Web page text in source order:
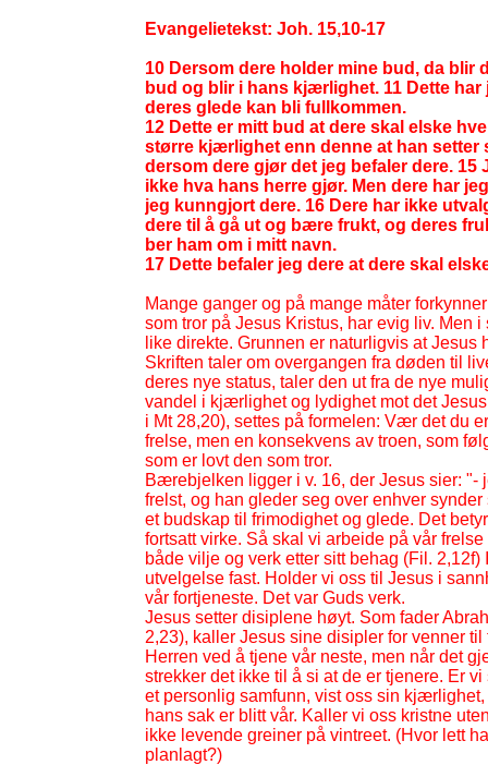
Evangelietekst: Joh. 15,10-17
10 Dersom dere holder mine bud, da
bud og blir i hans kjærlighet. 11 Dette
deres glede kan bli fullkommen.
12 Dette er mitt bud at dere skal elske
større kjærlighet enn denne at han setter
dersom dere gjør det jeg befaler dere.
ikke hva hans herre gjør. Men dere har
jeg kunngjort dere. 16 Dere har ikke
dere til å gå ut og bære frukt, og deres
ber ham om i mitt navn.
17 Dette befaler jeg dere at dere skal
Mange ganger og på mange måter
som tror på Jesus Kristus, har evig liv. Men
like direkte. Grunnen er naturligvis at
Skriften taler om overgangen fra døden til
deres nye status, taler den ut fra de nye
vandel i kjærlighet og lydighet mot det
i Mt 28,20), settes på formelen: Vær det du
frelse, men en konsekvens av troen, som
som er lovt den som tror.
Bærebjelken ligger i v. 16, der Jesus sier: "-
frelst, og han gleder seg over enhver
et budskap til frimodighet og glede. Det
fortsatt virke. Så skal vi arbeide på vår
både vilje og verk etter sitt behag (Fil.
utvelgelse fast. Holder vi oss til Jesus i
vår fortjeneste. Det var Guds verk.
Jesus setter disiplene høyt. Som fader
2,23), kaller Jesus sine disipler for venner
Herren ved å tjene vår neste, men når det
strekker det ikke til å si at de er tjenere. Er
et personlig samfunn, vist oss sin
hans sak er blitt vår. Kaller vi oss kristne
ikke levende greiner på vintreet. (Hvor lett
planlagt?)